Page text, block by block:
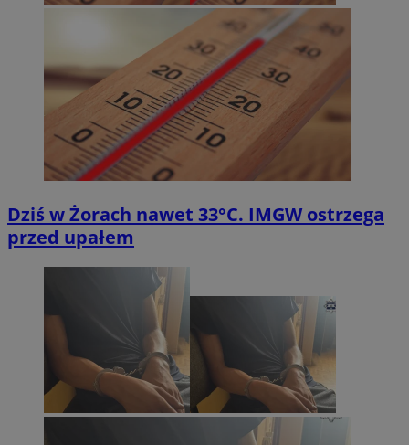
Dziś w Żorach nawet 33°C. IMGW ostrzega
przed upałem